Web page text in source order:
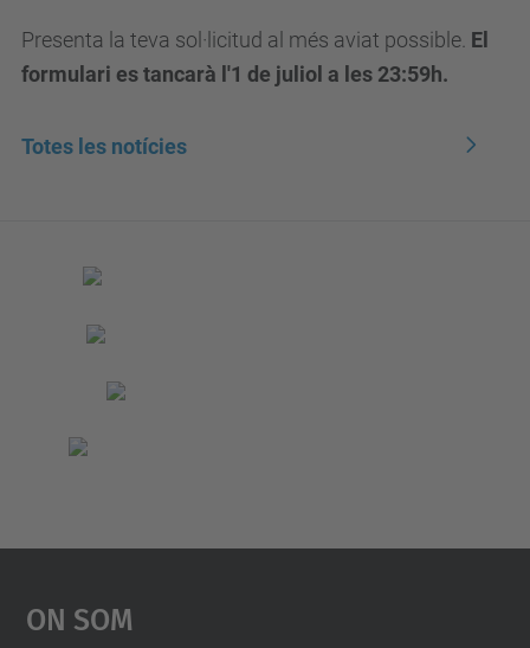
Presenta la teva sol·licitud al més aviat possible. El
formulari es tancarà l'1 de juliol a les 23:59h.
Totes les notícies
On Som